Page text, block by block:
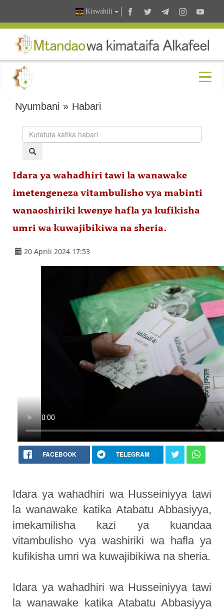
Kiswahili
Nyumbani » Habari
Idara ya wahadhiri tawi la wanawake
imetengeneza vitambulisho vya mabinti
wanaoshiriki kwenye hafla ya kufikisha
umri wa kuwajibikiwa na sheria.
20 Aprili 2024 17:53
FACEBOOK TELEGRAM
Idara ya wahadhiri wa Husseiniyya tawi
la wanawake katika Atabatu Abbasiyya,
imekamilisha kazi ya kuandaa
vitambulisho vya washiriki wa hafla ya
kufikisha umri wa kuwajibikiwa na sheria.
Idara ya wahadhiri wa Husseiniyya tawi
la wanawake katika Atabatu Abbasiyya